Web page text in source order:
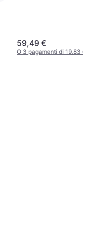
59,49 €
O 3 pagamenti di 19,83 €